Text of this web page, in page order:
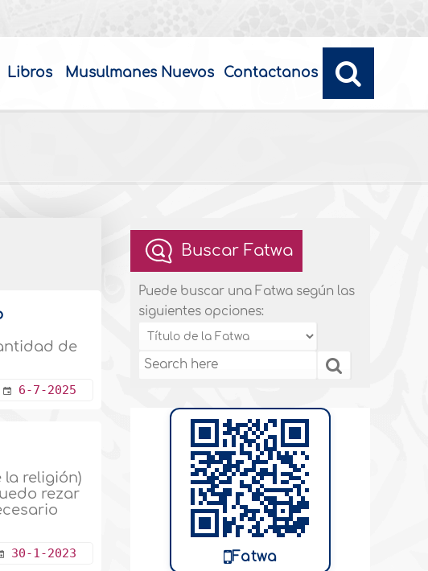
Libros Musulmanes Nuevos Contactanos
de
6-7-2025
la religión)
rezar
30-1-2023
Buscar Fatwa
Puede buscar una Fatwa según las
siguientes opciones:
Fatwa